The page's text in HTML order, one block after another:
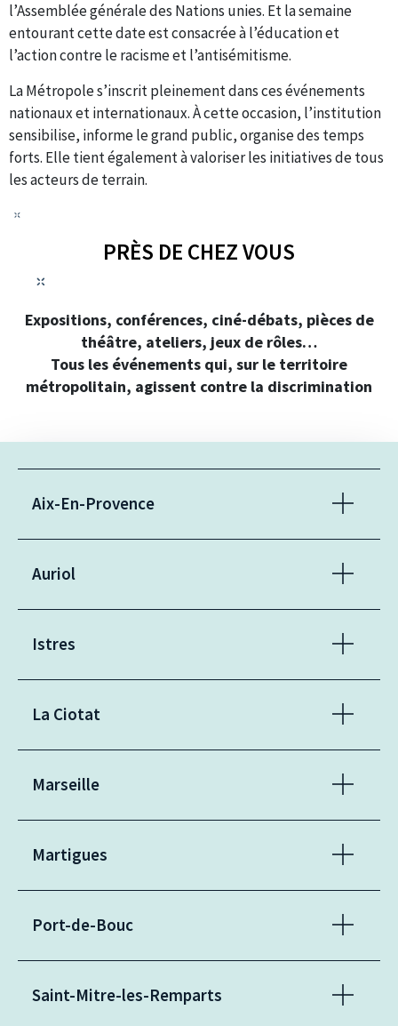
l’Assemblée générale des Nations unies. Et la semaine
entourant cette date est consacrée à l’éducation et
l’action contre le racisme et l’antisémitisme.
La Métropole s’inscrit pleinement dans ces événements
nationaux et internationaux. À cette occasion, l’institution
sensibilise, informe le grand public, organise des temps
forts. Elle tient également à valoriser les initiatives de tous
les acteurs de terrain.
PRÈS DE CHEZ VOUS
Expositions, conférences, ciné-débats, pièces de
théâtre, ateliers, jeux de rôles…
Tous les événements qui, sur le territoire
métropolitain, agissent contre la discrimination
Aix-En-Provence
Auriol
Istres
La Ciotat
Marseille
Martigues
Port-de-Bouc
Saint-Mitre-les-Remparts